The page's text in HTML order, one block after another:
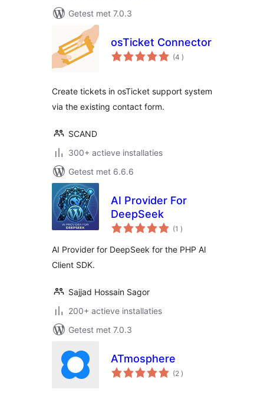
Getest met 7.0.3
osTicket Connector
(4 aantal
beoordelingen
)
Create tickets in osTicket support system
via the existing contact form.
SCAND
300+ actieve installaties
Getest met 6.6.6
AI Provider For
DeepSeek
(1 aantal
beoordelingen
)
AI Provider for DeepSeek for the PHP AI
Client SDK.
Sajjad Hossain Sagor
200+ actieve installaties
Getest met 7.0.3
ATmosphere
(2 aantal
beoordelingen
)